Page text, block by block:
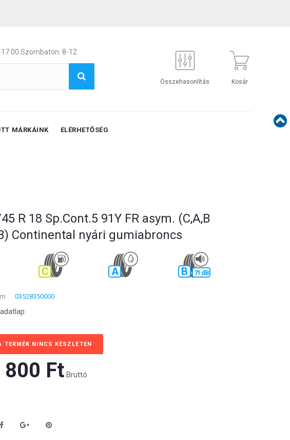
Szombaton: 8-12
Összehasonlítás Kosár
MÁRKÁINK ELÉRHETŐSÉG
R 18 Sp.Cont.5 91Y FR asym. (C,A,B
Continental nyári gumiabroncs
C A B 71 dB
03528350000
TERMÉK NINCS KÉSZLETEN
800 Ft‎ Bruttó